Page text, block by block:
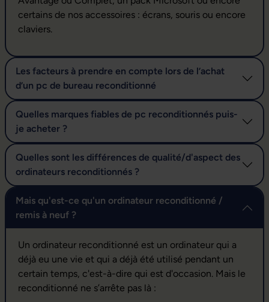
certains de nos accessoires : écrans, souris ou encore
claviers.
Les facteurs à prendre en compte lors de l’achat
d’un pc de bureau reconditionné
Quelles marques fiables de pc reconditionnés puis-
je acheter ?
Quelles sont les différences de qualité/d'aspect des
ordinateurs reconditionnés ?
Mais qu'est-ce qu'un ordinateur reconditionné /
remis à neuf ?
Un ordinateur reconditionné est un ordinateur qui a
déjà eu une vie et qui a déjà été utilisé pendant un
certain temps, c'est-à-dire qui est d'occasion. Mais le
reconditionné ne s’arrête pas là :